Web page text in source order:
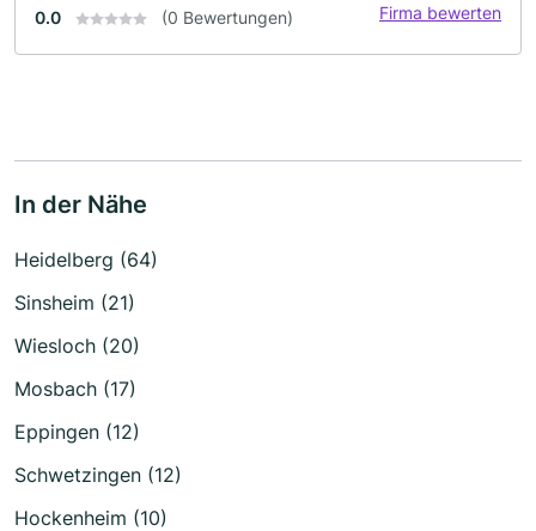
0.0 (0 Bewertungen) Firma bewerten
In der Nähe
Heidelberg (64)
Sinsheim (21)
Wiesloch (20)
Mosbach (17)
Eppingen (12)
Schwetzingen (12)
Hockenheim (10)